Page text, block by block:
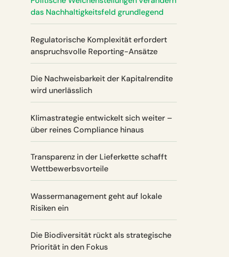
das Nachhaltigkeits­feld grundlegend
Regulatorische Komplexität erfordert
anspruchsvolle Reporting-Ansätze
Die Nachweisbarkeit der Kapitalrendite
wird unerlässlich
Klimastrategie entwickelt sich weiter –
über reines Compliance hinaus
Transparenz in der Lieferkette schafft
Wettbewerbsvorteile
Wassermanagement geht auf lokale
Risiken ein
Die Biodiversität rückt als strategische
Priorität in den Fokus